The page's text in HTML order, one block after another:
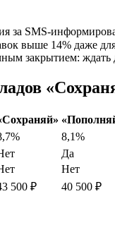
за SMS-
выше 14% даже
закрытием: ждать
8,1%
Да
Нет
500 ₽ 40 500 ₽